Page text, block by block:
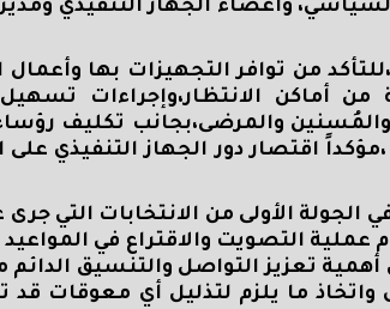
وأعضاء الجهاز التنفيذي
من توافر التجهيزات بها وأعمال
أماكن الانتظار،وإجراءات تسهيل
والمرضى،بجانب تكليف
اقتصار دور الجهاز التنفيذي على
التصويت والاقتراع في المواعيد
أهمية تعزيز التواصل والتنسيق
واتخاذ ما يلزم لتذليل أي معوقات قد